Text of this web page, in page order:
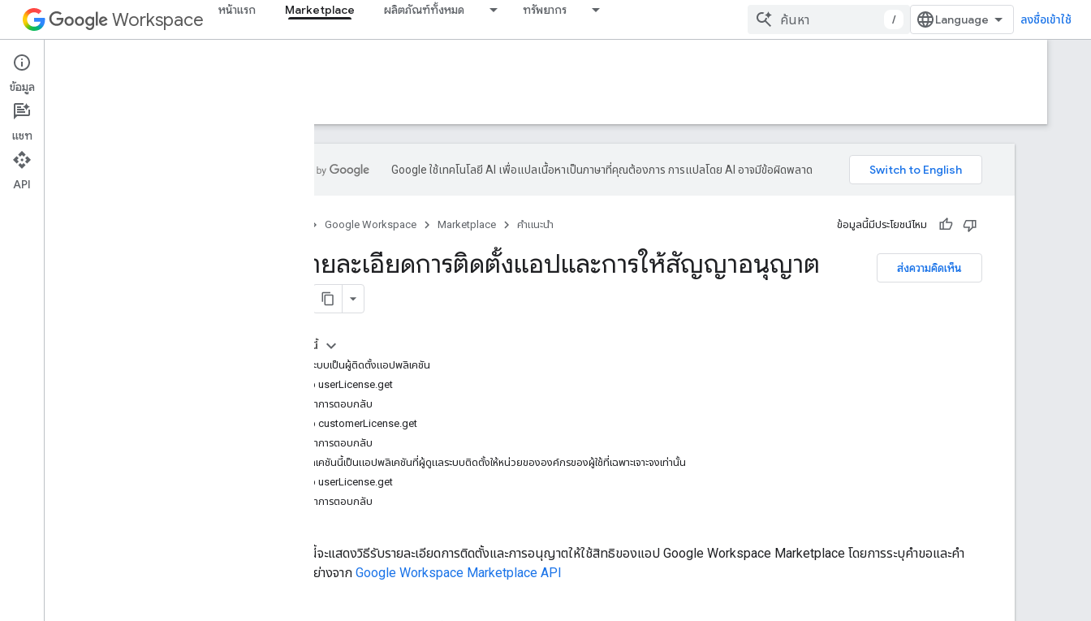
Workspace หน้าแรก Marketplace ผลิตภัณฑ์ทั้งหมด ทรัพยากร
/ ลงชื่อเข้าใช้
Marketplace
ภาพรวม
Google ใช้เทคโนโลยี AI เพื่อแปลเนื้อหาเป็นภาษาที่คุณต้องการ การแปลโดย AI อาจมีข้อผิดพลาด
Google Workspace Marketplace คำแนะนำ ข้อมูลนี้มีประโยชน์ไหม
ส่งความคิดเห็น
รับรายละเอียดการติดตั้งแอปและการให้สัญญาอนุญาต
ในหน้านี้
ผู้ดูแลระบบเป็นผู้ติดตั้งแอปพลิเคชัน
คำขอ userLicense.get
เนื้อหาการตอบกลับ
คำขอ customerLicense.get
เนื้อหาการตอบกลับ
แอปพลิเคชันนี้เป็นแอปพลิเคชันที่ผู้ดูแลระบบติดตั้งให้หน่วยขององค์กรของผู้ใช้ที่เฉพาะเจาะจงเท่านั้น
คำขอ userLicense.get
เนื้อหาการตอบกลับ
เอกสารนี้จะแสดงวิธีรับรายละเอียดการติดตั้งและการอนุญาตให้ใช้สิทธิของแอป Google Workspace Marketplace โดยการระบุคำขอและคำ
ตอบตัวอย่างจาก Google Workspace Marketplace API
ข้อมูล
แชท
API